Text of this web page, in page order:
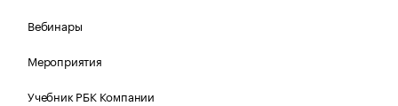
Вебинары
Мероприятия
Учебник РБК Компании